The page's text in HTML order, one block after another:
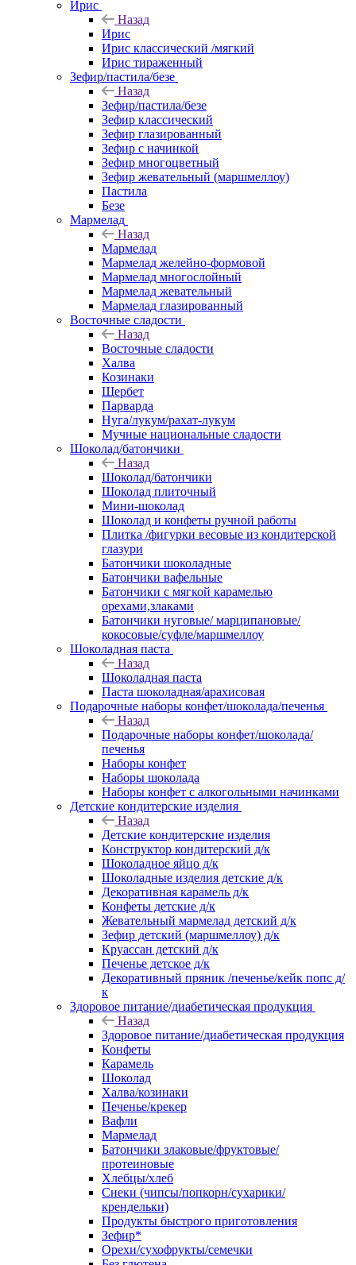
Ирис
Назад
Ирис
Ирис классический /мягкий
Ирис тираженный
Зефир/пастила/безе
Назад
Зефир/пастила/безе
Зефир классический
Зефир глазированный
Зефир с начинкой
Зефир многоцветный
Зефир жевательный (маршмеллоу)
Пастила
Безе
Мармелад
Назад
Мармелад
Мармелад желейно-формовой
Мармелад многослойный
Мармелад жевательный
Мармелад глазированный
Восточные сладости
Назад
Восточные сладости
Халва
Козинаки
Щербет
Парварда
Нуга/лукум/рахат-лукум
Мучные национальные сладости
Шоколад/батончики
Назад
Шоколад/батончики
Шоколад плиточный
Мини-шоколад
Шоколад и конфеты ручной работы
Плитка /фигурки весовые из кондитерской
глазури
Батончики шоколадные
Батончики вафельные
Батончики с мягкой карамелью
орехами,злаками
Батончики нуговые/ марципановые/
кокосовые/суфле/маршмеллоу
Шоколадная паста
Назад
Шоколадная паста
Паста шоколадная/арахисовая
Подарочные наборы конфет/шоколада/печенья
Назад
Подарочные наборы конфет/шоколада/
печенья
Наборы конфет
Наборы шоколада
Наборы конфет с алкогольными начинками
Детские кондитерские изделия
Назад
Детские кондитерские изделия
Конструктор кондитерский д/к
Шоколадное яйцо д/к
Шоколадные изделия детские д/к
Декоративная карамель д/к
Конфеты детские д/к
Жевательный мармелад детский д/к
Зефир детский (маршмеллоу) д/к
Круассан детский д/к
Печенье детское д/к
Декоративный пряник /печенье/кейк попс д/
к
Здоровое питание/диабетическая продукция
Назад
Здоровое питание/диабетическая продукция
Конфеты
Карамель
Шоколад
Халва/козинаки
Печенье/крекер
Вафли
Мармелад
Батончики злаковые/фруктовые/
протеиновые
Хлебцы/хлеб
Снеки (чипсы/попкорн/сухарики/
крендельки)
Продукты быстрого приготовления
Зефир*
Орехи/сухофрукты/семечки